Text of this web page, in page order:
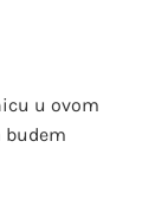
u ovom
budem